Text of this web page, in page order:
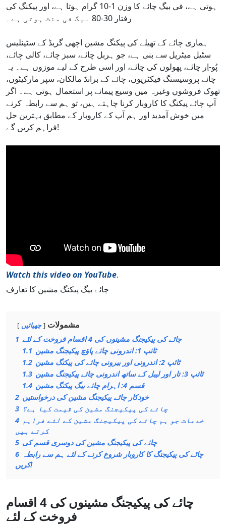
ہوتی ہے، فی بیگ چائے کا وزن 1-10 گرام ہوتا ہے، اور پیکنگ کی
رفتار 30-80 بیگ فی منٹ ہوتی ہے۔
ہماری چائے کے تھیلے کی پیکنگ مشین اچھی گریڈ کے سٹینلیس
سٹیل میٹریل سے بنی ہے، جو ہربل چائے، سبز چائے، کالی چائے،
پُو-اِر چائے، پھولوں کی چائے، اور اسی طرح کے لیے موزوں ہے۔ یہ
چائے پروسیسنگ فیکٹریوں، چائے کے برانڈ مالکان، سپر مارکیٹوں،
تھوک فروشوں وغیرہ میں وسیع پیمانے پر استعمال ہوتی ہے۔ اگر
آپ چائے پیکنگ کا کاروبار کرنا چاہتے ہیں، تو ہم سے رابطہ کرنے
میں خوش آمدید اور ہم آپ کے کاروبار کے مطابق بہترین حل
فراہم کریں گے!
Watch this video on YouTube.
چائے بیگ پیکنگ مشین کا تعارف
مشمولات چھپائیں
1
چائے کی پیکیجنگ مشینوں کی 4 اقسام فروخت کے لئے
1.1
ٹائپ 1: اندرونی چائے پاؤچ پیکیجنگ مشین
1.2
ٹائپ 2: اندرونی اور بیرونی چائے کی پیکنگ مشین
1.3
ٹائپ 3: تار اور لیبل کے ساتھ اندرونی چائے پیکیجنگ مشین
1.4
قسم 4: اہرام چائے بیگ پیکنگ مشین
2 خودکار چائے پیکیجنگ مشین کی درخواستیں
3 چائے کی پیکیجنگ مشین کی قیمت کیا ہے؟
4 خدمات جو ہم چائے کی پیکیجنگ مشین کے لئے فراہم
کرتے ہیں
5 چائے کی پیکیجنگ مشین کی دوسری قسم کی
6 چائے کی پیکیجنگ کا کاروبار شروع کرنے کے لئے ہم سے رابطہ
کریں!
چائے کی پیکیجنگ مشینوں کی 4 اقسام
فروخت کے لئے